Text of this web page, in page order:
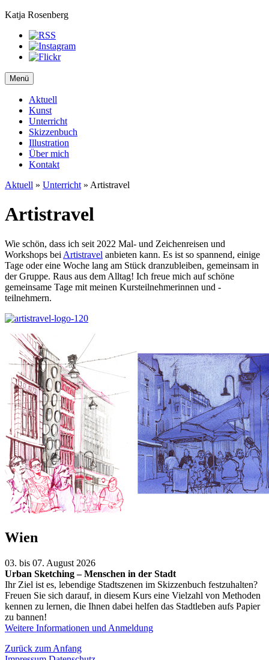
Katja Rosenberg
Menü
Aktuell
Kunst
Unterricht
Skizzenbuch
Illustration
Über mich
Kontakt
Aktuell » Unterricht » Artistravel
Artistravel
Wie schön, dass ich seit 2022 Mal- und Zeichenreisen und
Workshops bei Artistravel anbieten kann. Es ist so spannend, einige
Tage oder eine Woche lang am Stück dranzubleiben, gemeinsam in
der Gruppe. Raus aus dem Alltag! Ich freue mich auf schöne
gemeinsame Tage mit meinen Kursteilnehmerinnen und -
teilnehmern.
Wien
03. bis 07. August 2026
Urban Sketching – Menschen in der Stadt
Ihr Ziel ist es, lebendige Stadtszenen im Skizzenbuch festzuhalten?
Freuen Sie sich darauf, in diesem Kurs eine Vielzahl von Methoden
kennen zu lernen, die Ihnen dabei helfen das Stadtleben aufs Papier
zu bannen!
Weitere Informationen und Anmeldung
Zurück zum Anfang